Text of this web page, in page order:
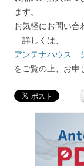
ます。
お気軽にお問い合
詳しくは、
アンテナハウス
をご覧の上、お申